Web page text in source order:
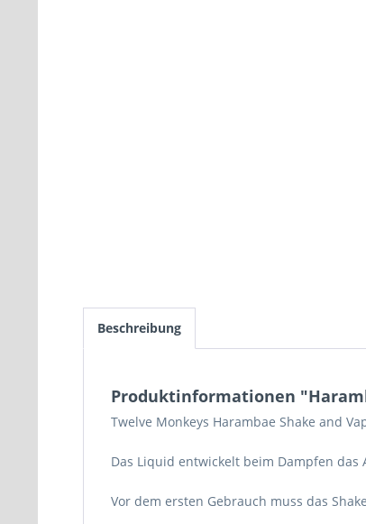
Beschreibung
Produktinformationen
Twelve Monkeys Harambae Shake and
Das Liquid entwickelt beim Dampfen das
Vor dem ersten Gebrauch muss das